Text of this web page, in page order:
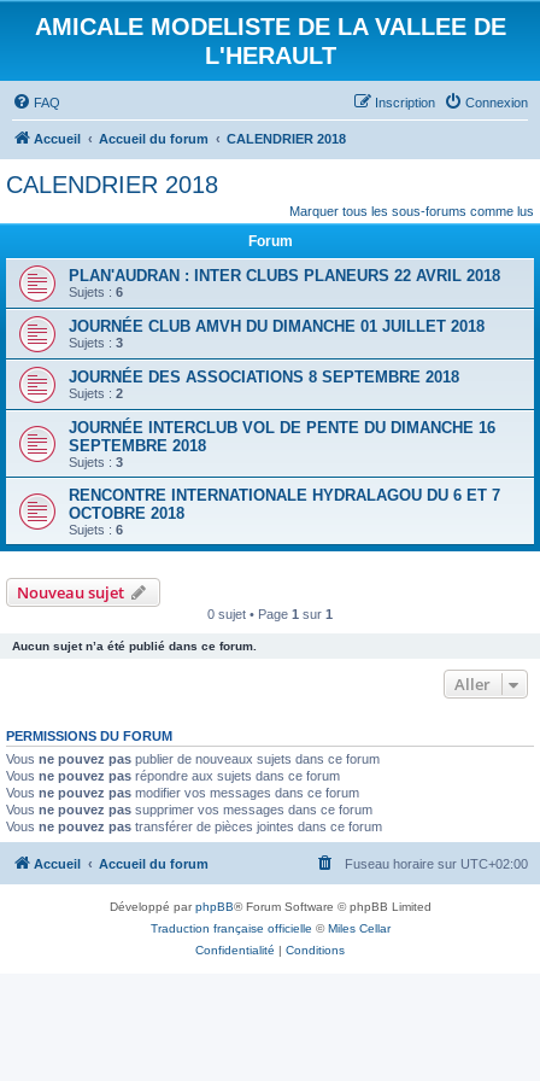
AMICALE MODELISTE DE LA VALLEE DE
L'HERAULT
FAQ Connexion
Inscription
Accueil Accueil du forum CALENDRIER 2018
CALENDRIER 2018
Marquer tous les sous-forums comme lus
Forum
PLAN'AUDRAN : INTER CLUBS PLANEURS 22 AVRIL 2018
Sujets : 6
JOURNÉE CLUB AMVH DU DIMANCHE 01 JUILLET 2018
Sujets : 3
JOURNÉE DES ASSOCIATIONS 8 SEPTEMBRE 2018
Sujets : 2
JOURNÉE INTERCLUB VOL DE PENTE DU DIMANCHE 16
SEPTEMBRE 2018
Sujets : 3
RENCONTRE INTERNATIONALE HYDRALAGOU DU 6 ET 7
OCTOBRE 2018
Sujets : 6
Nouveau sujet
0 sujet • Page 1 sur 1
Aucun sujet n’a été publié dans ce forum.
Aller
PERMISSIONS DU FORUM
Vous ne pouvez pas publier de nouveaux sujets dans ce forum
Vous ne pouvez pas répondre aux sujets dans ce forum
Vous ne pouvez pas modifier vos messages dans ce forum
Vous ne pouvez pas supprimer vos messages dans ce forum
Vous ne pouvez pas transférer de pièces jointes dans ce forum
Accueil Accueil du forum Fuseau horaire sur UTC+02:00
Développé parphpBB® Forum Software © phpBB Limited
Traduction française officielle ©Miles Cellar
Confidentialité | Conditions